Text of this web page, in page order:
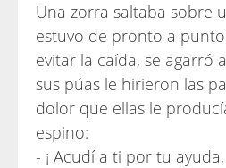
Una zorra saltaba sobre
estuvo de pronto a
evitar la caída, se agarró
sus púas le hirieron las
dolor que ellas le
espino:
- ¡ Acudí a ti por tu